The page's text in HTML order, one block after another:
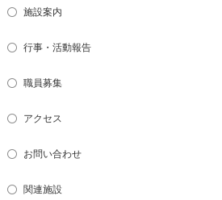
施設案内
行事・活動報告
職員募集
アクセス
お問い合わせ
関連施設